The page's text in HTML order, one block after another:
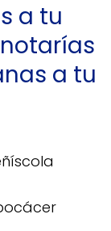
a tu
a tu